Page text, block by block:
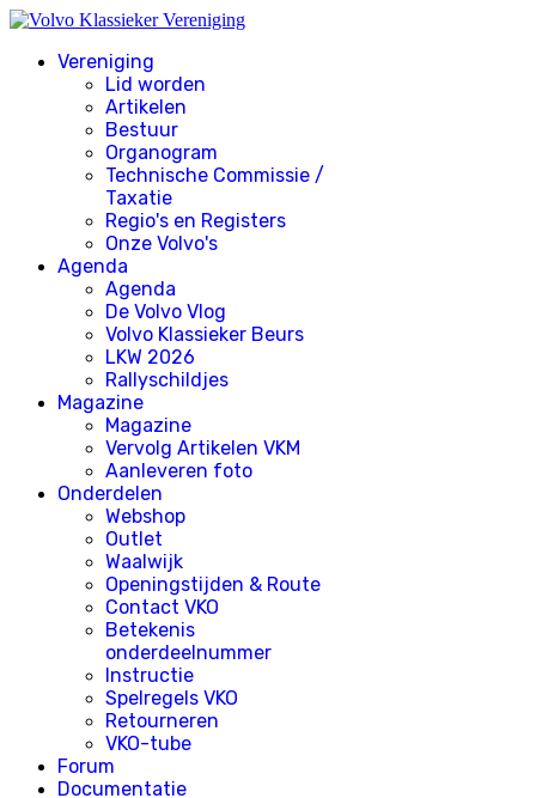
Vereniging
Lid worden
Artikelen
Bestuur
Organogram
Technische Commissie /
Taxatie
Regio's en Registers
Onze Volvo's
Agenda
Agenda
De Volvo Vlog
Volvo Klassieker Beurs
LKW 2026
Rallyschildjes
Magazine
Magazine
Vervolg Artikelen VKM
Aanleveren foto
Onderdelen
Webshop
Outlet
Waalwijk
Openingstijden & Route
Contact VKO
Betekenis
onderdeelnummer
Instructie
Spelregels VKO
Retourneren
VKO-tube
Forum
Documentatie